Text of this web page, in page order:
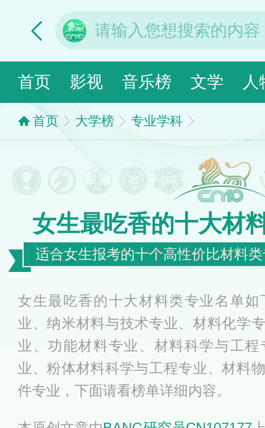
首页 影视 音乐榜 文学 人
首页 大学榜 专业学科
女生最吃香的十大材
适合女生报考的十个高性价比材料
女生最吃香的十大材料类专业名单
业、纳米材料与技术专业、材料化学
业、功能材料专业、材料科学与工
业、粉体材料科学与工程专业、材料
件专业，下面请看榜单详细内容。